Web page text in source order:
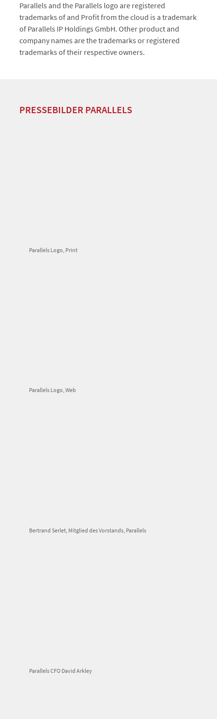
Parallels and the Parallels logo are registered
trademarks of and Profit from the cloud is a trademark
of Parallels IP Holdings GmbH. Other product and
company names are the trademarks or registered
trademarks of their respective owners.
PRESSEBILDER PARALLELS
Parallels Logo, Print
Parallels Logo, Web
Bertrand Serlet, Mitglied des Vorstands, Parallels
Parallels CFO David Arkley